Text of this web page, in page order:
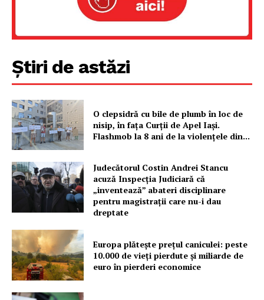
Știri de astăzi
O clepsidră cu bile de plumb în loc de
nisip, în fața Curții de Apel Iași.
Flashmob la 8 ani de la violențele din...
Judecătorul Costin Andrei Stancu
acuză Inspecția Judiciară că
„inventează” abateri disciplinare
pentru magistrații care nu-i dau
dreptate
Europa plătește prețul caniculei: peste
10.000 de vieți pierdute și miliarde de
euro în pierderi economice